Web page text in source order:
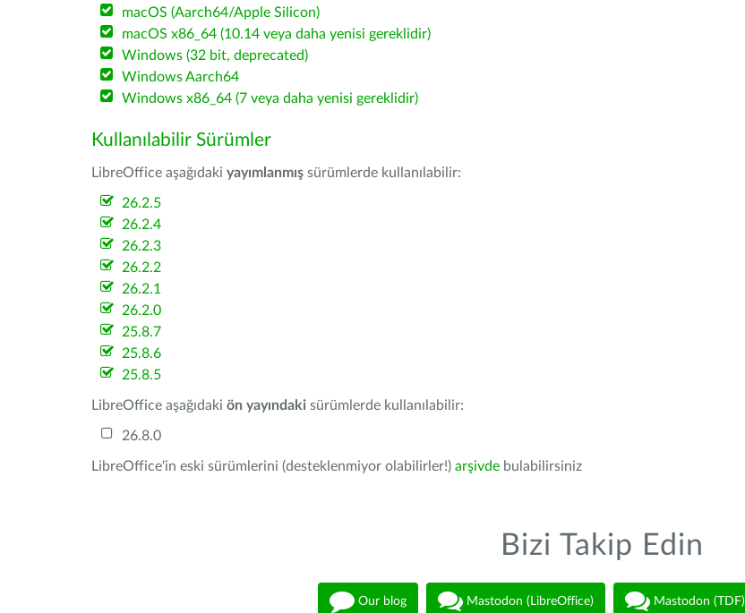
macOS (Aarch64/Apple Silicon)
macOS x86_64 (10.14 veya daha yenisi gereklidir)
Windows (32 bit, deprecated)
Windows Aarch64
Windows x86_64 (7 veya daha yenisi gereklidir)
Kullanılabilir Sürümler
LibreOffice aşağıdaki yayımlanmış sürümlerde kullanılabilir:
26.2.5
26.2.4
26.2.3
26.2.2
26.2.1
26.2.0
25.8.7
25.8.6
25.8.5
LibreOffice aşağıdaki ön yayındaki sürümlerde kullanılabilir:
26.8.0
LibreOffice'in eski sürümlerini (desteklenmiyor olabilirler!) arşivde bulabilirsiniz
Bizi Takip Edin
Our blog Mastodon (LibreOffice) Mastodon (TDF)